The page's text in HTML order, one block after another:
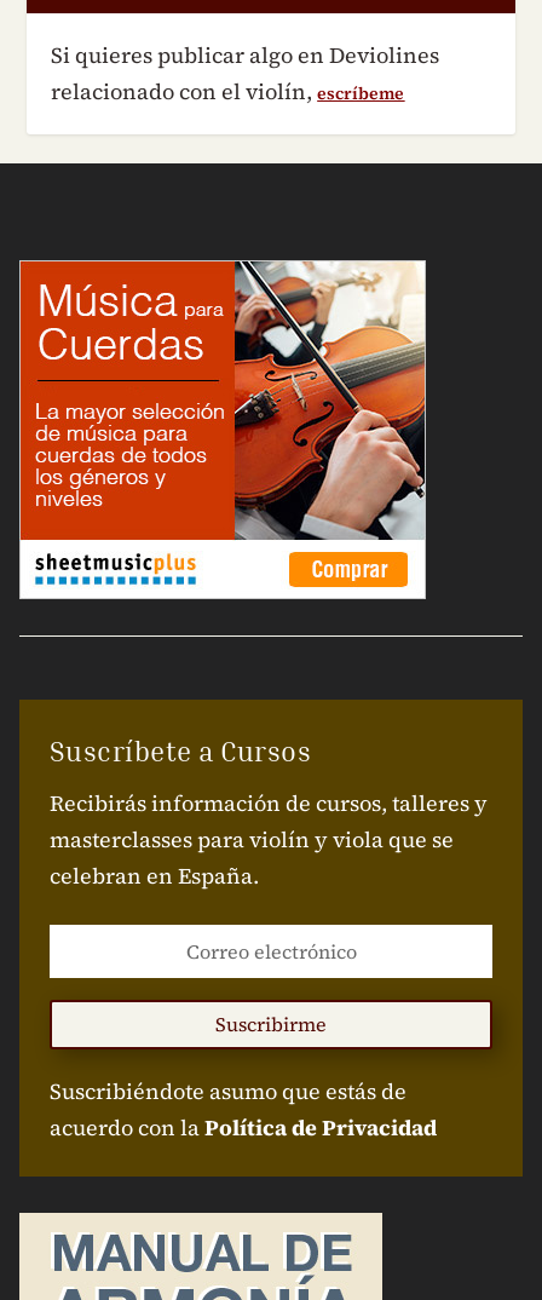
Si quieres publicar algo en Deviolines
relacionado con el violín,escríbeme
Suscríbete a Cursos
Recibirás información de cursos, talleres y
masterclasses para violín y viola que se
celebran en España.
Suscribirme
Suscribiéndote asumo que estás de
acuerdo con laPolítica de Privacidad